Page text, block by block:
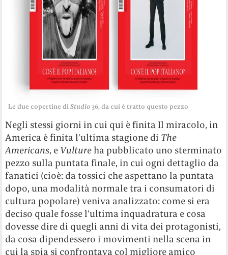
Le due copertine diStudio36, da cui è tratto questo pezzo
Negli stessi giorni in cui qui è finita Il miracolo, in
America è finita l’ultima stagione di The
Americans, e Vulture ha pubblicato uno sterminato
pezzo sulla puntata finale, in cui ogni dettaglio da
fanatici (cioè: da tossici che aspettano la puntata
dopo, una modalità normale tra i consumatori di
cultura popolare) veniva analizzato: come si era
deciso quale fosse l’ultima inquadratura e cosa
dovesse dire di quegli anni di vita dei protagonisti,
da cosa dipendessero i movimenti nella scena in
cui la spia si confrontava col migliore amico